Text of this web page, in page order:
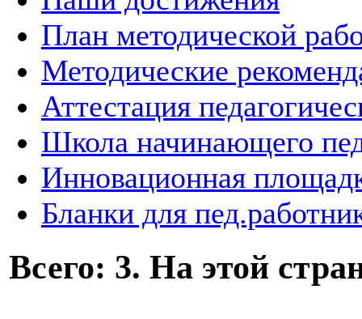
План методической
Методические
Аттестация
Школа начинающего
Инновационная
Бланки для
Всего: 3. На этой